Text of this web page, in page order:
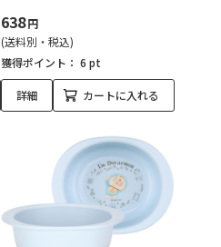
638円
(送料別・税込)
獲得ポイント： 6 pt
詳細 カートに入れる